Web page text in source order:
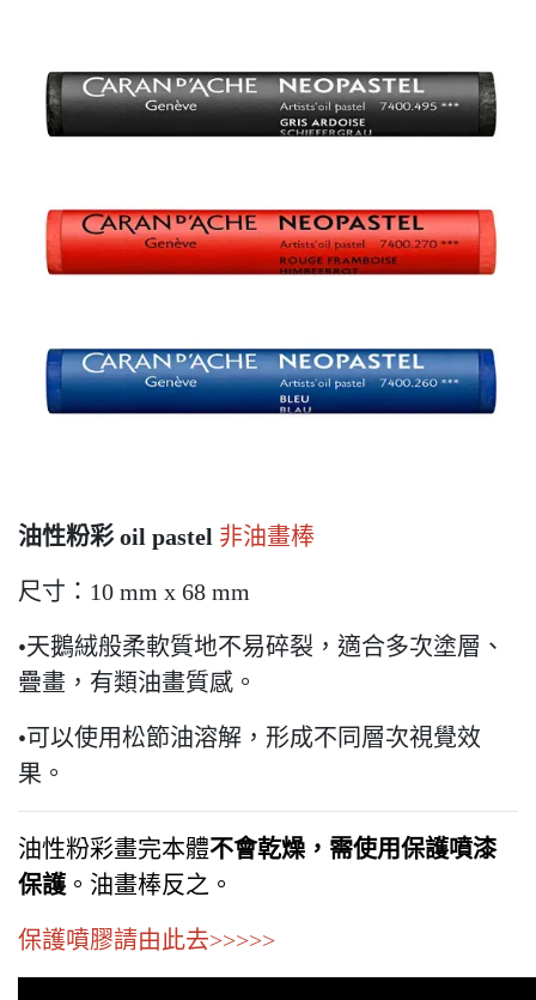
油性粉彩 oil pastel 非油畫棒
尺寸：10 mm x 68 mm
•天鵝絨般柔軟質地不易碎裂，適合多次塗層、
疊畫，有類油畫質感。
•可以使用松節油溶解，形成不同層次視覺效
果。
油性粉彩畫完本體不會乾燥，需使用保護噴漆
保護 。油畫棒反之。
保護噴膠請由此去>>>>>